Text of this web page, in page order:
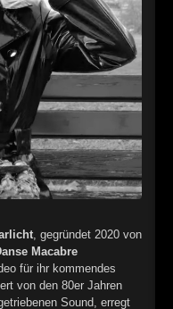
(sind wir alle tot)
, gegründet 2020 von
Macabre
für ihr kommendes
von den 80er Jahren
Sound, erregt